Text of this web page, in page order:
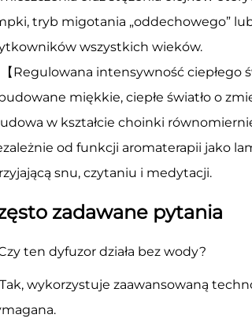
tryb migotania „oddechowego”
wszystkich wieków.
【Regulowana intensywność ciepłego
miękkie, ciepłe światło o
w kształcie choinki
od funkcji aromaterapii jako
snu, czytaniu i medytacji.
zadawane pytania
ten dyfuzor działa bez wody?
wykorzystuje zaawansowaną